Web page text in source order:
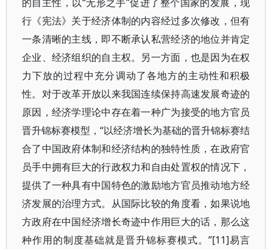
行《宪法》关于经济体制的内容经过多次修改，但有
一条清晰的主线，即不断承认私营经济的地位并肯定
企业、经济组织的自主权。另一方面，也是因为在权
力下放的过程中充分调动了各地方的主动性和积极
性。对于改革开放以来我国连续保持高速发展奇迹的
原因，经济学理论中存在着一种广为接受的地方官员
晋升锦标赛模型，“以经济增长为基础的晋升锦标赛结
合了中国政府体制和经济结构的独特性质，在政府官
员手中拥有巨大的行政权力和自由处置权的情况下，
提供了一种具有中国特色的激励地方官员推动地方经
济发展的治理方式。从国际比较的角度看，如果说地
方政府在中国经济增长奇迹中作用巨大的话，那么这
种作用的制度基础就是晋升锦标赛模式。”[11]易言